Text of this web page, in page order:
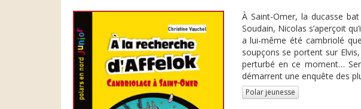
À Saint-Omer, la ducasse
Soudain, Nicolas s’aperçoit
a lui-même été cambriolé
soupçons se portent sur
perturbé en ce moment…
démarrent une enquête des
Polar jeunesse